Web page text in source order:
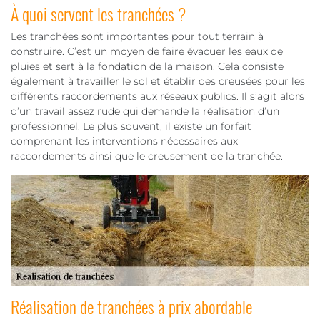
À quoi servent les tranchées ?
Les tranchées sont importantes pour tout terrain à
construire. C’est un moyen de faire évacuer les eaux de
pluies et sert à la fondation de la maison. Cela consiste
également à travailler le sol et établir des creusées pour les
différents raccordements aux réseaux publics. Il s’agit alors
d’un travail assez rude qui demande la réalisation d’un
professionnel. Le plus souvent, il existe un forfait
comprenant les interventions nécessaires aux
raccordements ainsi que le creusement de la tranchée.
Réalisation de tranchées à prix abordable